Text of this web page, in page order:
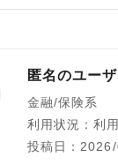
匿名のユー
金融/保険系
利用状況：利
投稿日：